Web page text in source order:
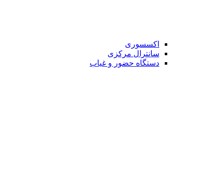
اکسسوری
سانترال مرکزی
دستگاه حضور و غیاب